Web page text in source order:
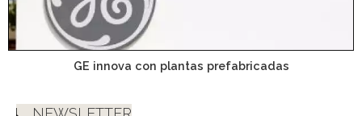
GE innova con plantas prefabricadas